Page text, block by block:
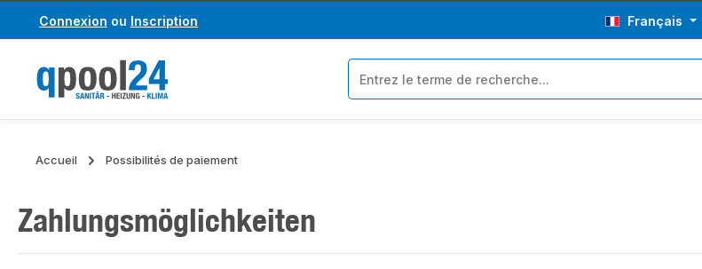
au contenu principal
Passer à la recherche
Connexion ou Inscription Français
Accueil Possibilités de paiement
Zahlungsmöglichkeiten